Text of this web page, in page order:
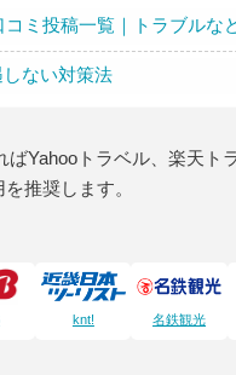
コミ投稿一覧｜トラブルな
ない対策法
Yahooトラベル、楽天
推奨します。
knt! 名鉄観光